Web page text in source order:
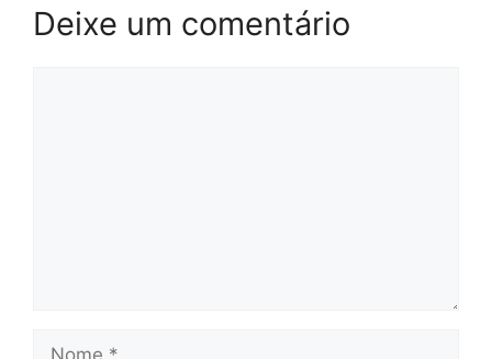
Deixe um comentário
Nome